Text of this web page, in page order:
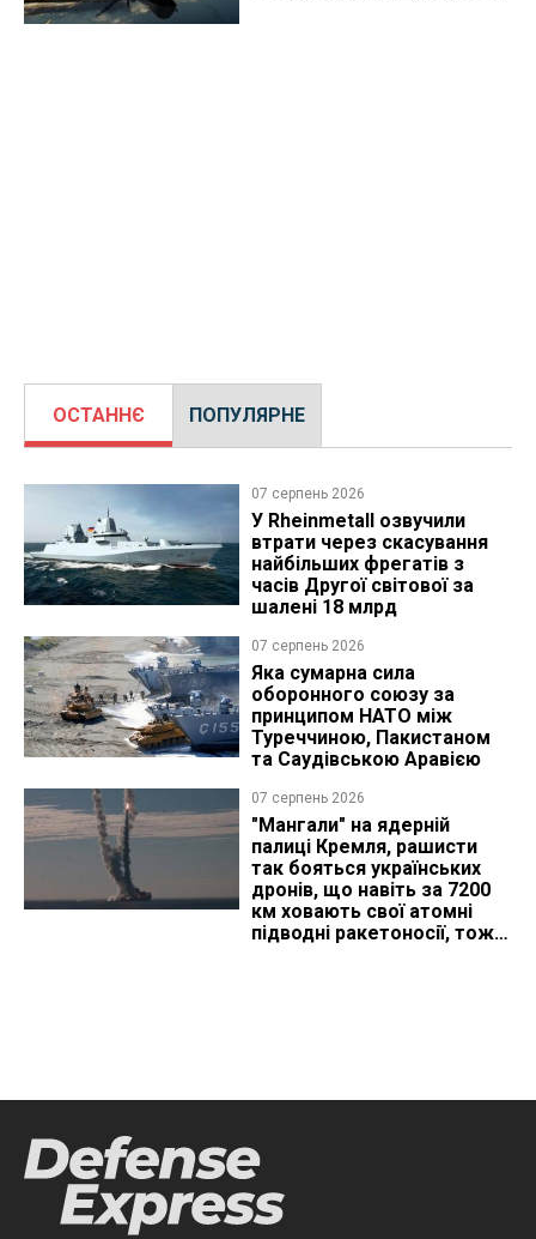
ОСТАННЄ ПОПУЛЯРНЕ
07 серпень 2026
У Rheinmetall озвучили
втрати через скасування
найбільших фрегатів з
часів Другої світової за
шалені 18 млрд
07 серпень 2026
Яка сумарна сила
оборонного союзу за
принципом НАТО між
Туреччиною, Пакистаном
та Саудівською Аравією
07 серпень 2026
"Мангали" на ядерній
палиці Кремля, рашисти
так бояться українських
дронів, що навіть за 7200
км ховають свої атомні
підводні ракетоносії, тож